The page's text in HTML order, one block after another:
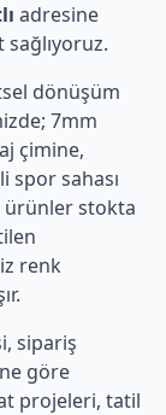
adresine
sağlıyoruz.
dönüşüm
7mm
çimine,
spor sahası
ürünler stokta
renk
sipariş
göre
projeleri, tatil